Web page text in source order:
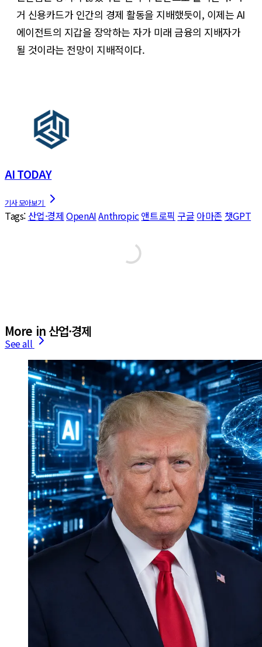
거 신용카드가 인간의 경제 활동을 지배했듯이, 이제는 AI
에이전트의 지갑을 장악하는 자가 미래 금융의 지배자가
될 것이라는 전망이 지배적이다.
AI TODAY
Tags: 산업·경제 OpenAIAnthropic앤트로픽 구글 아마존 챗GPT
More in 산업·경제
See all